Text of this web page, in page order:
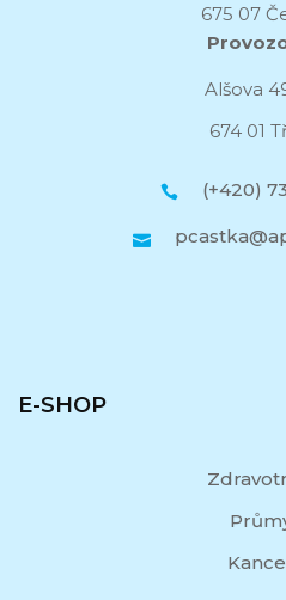
675 07
Alšova
674 01
(+420)
E-SHOP